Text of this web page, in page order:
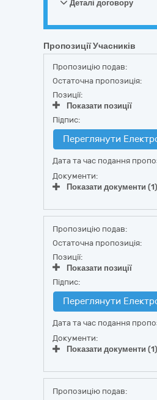
Деталі договору
Пропозиції Учасників
Пропозицію подав:
Остаточна пропозиція:
Позиції:
Показати позиції
Підпис:
Переглянути
Дата та час подання
Документи:
Показати документи (1)
Пропозицію подав:
Остаточна пропозиція:
Позиції:
Показати позиції
Підпис:
Переглянути
Дата та час подання
Документи:
Показати документи (1)
Пропозицію подав: